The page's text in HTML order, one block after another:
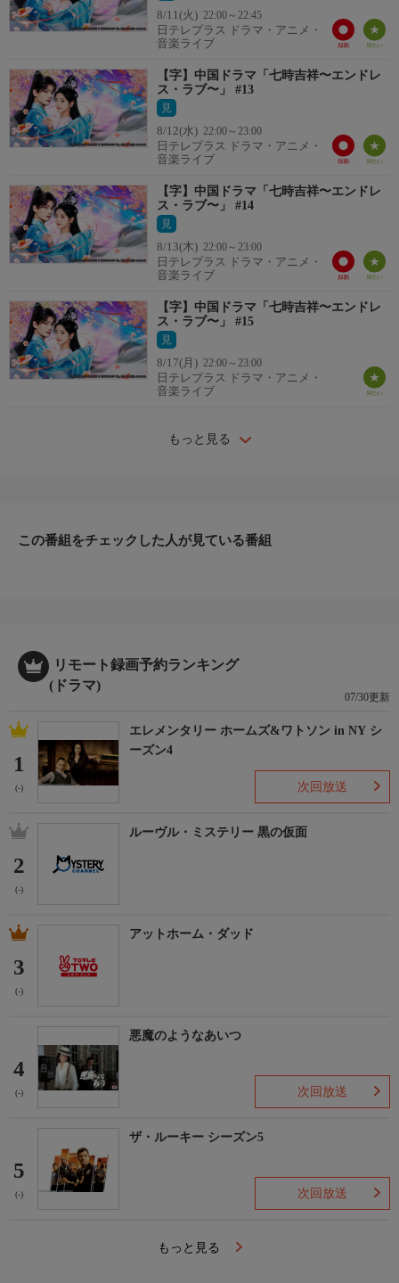
8/11(火) 22:00～22:45
日テレプラス ドラマ・アニメ・
音楽ライブ
【字】中国ドラマ「七時吉祥〜エンドレ
ス・ラブ〜」 #13
見
8/12(水) 22:00～23:00
日テレプラス ドラマ・アニメ・
音楽ライブ
【字】中国ドラマ「七時吉祥〜エンドレ
ス・ラブ〜」 #14
見
8/13(木) 22:00～23:00
日テレプラス ドラマ・アニメ・
音楽ライブ
【字】中国ドラマ「七時吉祥〜エンドレ
ス・ラブ〜」 #15
見
8/17(月) 22:00～23:00
日テレプラス ドラマ・アニメ・
音楽ライブ
もっと見る
この番組をチェックした人が見ている番組
リモート録画予約ランキング
(ドラマ)
07/30更新
1
(-)
エレメンタリー ホームズ&ワトソン in NY シ
ーズン4
次回放送
2
(-)
ルーヴル・ミステリー 黒の仮面
3
(-)
アットホーム・ダッド
4
(-)
悪魔のようなあいつ
次回放送
5
(-)
ザ・ルーキー シーズン5
次回放送
もっと見る